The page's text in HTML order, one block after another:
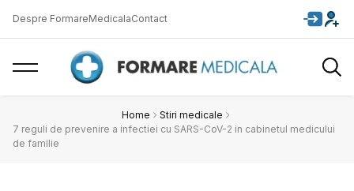
Despre FormareMedicalaContact
Home
Stiri medicale
7 reguli de prevenire a infectiei cu SARS-CoV-2 in cabinetul medicului
de familie